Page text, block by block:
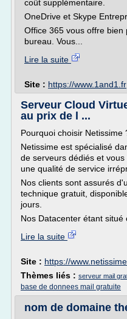
coût supplémentaire.
OneDrive et Skype
Office 365 vous offre bien
bureau. Vous...
Lire la suite
Site : https://www.1and1.fr
Serveur Cloud
au prix de l ...
Pourquoi choisir Netissime
Netissime est spécialisé
de serveurs dédiés et
une qualité de service
Nos clients sont assurés
technique gratuit,
jours.
Nos Datacenter étant situé
Lire la suite
Site : https://
Thèmes liés : serveur mail
base de donnees mail gratuite
nom de domaine